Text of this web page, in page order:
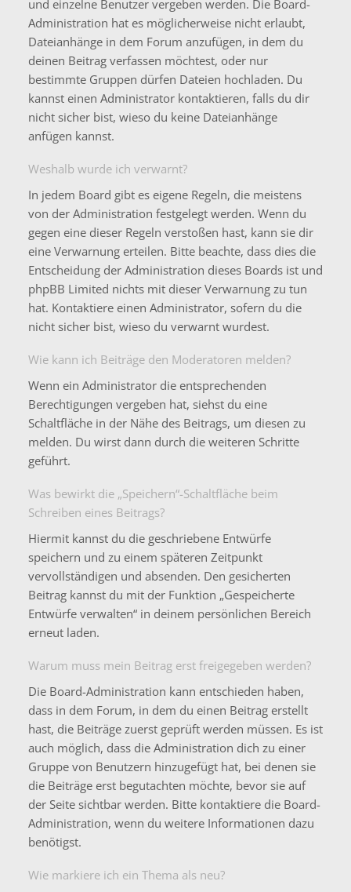
und einzelne Benutzer vergeben werden. Die Board-
Administration hat es möglicherweise nicht erlaubt,
Dateianhänge in dem Forum anzufügen, in dem du
deinen Beitrag verfassen möchtest, oder nur
bestimmte Gruppen dürfen Dateien hochladen. Du
kannst einen Administrator kontaktieren, falls du dir
nicht sicher bist, wieso du keine Dateianhänge
anfügen kannst.
Weshalb wurde ich verwarnt?
In jedem Board gibt es eigene Regeln, die meistens
von der Administration festgelegt werden. Wenn du
gegen eine dieser Regeln verstoßen hast, kann sie dir
eine Verwarnung erteilen. Bitte beachte, dass dies die
Entscheidung der Administration dieses Boards ist und
phpBB Limited nichts mit dieser Verwarnung zu tun
hat. Kontaktiere einen Administrator, sofern du die
nicht sicher bist, wieso du verwarnt wurdest.
Wie kann ich Beiträge den Moderatoren melden?
Wenn ein Administrator die entsprechenden
Berechtigungen vergeben hat, siehst du eine
Schaltfläche in der Nähe des Beitrags, um diesen zu
melden. Du wirst dann durch die weiteren Schritte
geführt.
Was bewirkt die „Speichern“-Schaltfläche beim
Schreiben eines Beitrags?
Hiermit kannst du die geschriebene Entwürfe
speichern und zu einem späteren Zeitpunkt
vervollständigen und absenden. Den gesicherten
Beitrag kannst du mit der Funktion „Gespeicherte
Entwürfe verwalten“ in deinem persönlichen Bereich
erneut laden.
Warum muss mein Beitrag erst freigegeben werden?
Die Board-Administration kann entschieden haben,
dass in dem Forum, in dem du einen Beitrag erstellt
hast, die Beiträge zuerst geprüft werden müssen. Es ist
auch möglich, dass die Administration dich zu einer
Gruppe von Benutzern hinzugefügt hat, bei denen sie
die Beiträge erst begutachten möchte, bevor sie auf
der Seite sichtbar werden. Bitte kontaktiere die Board-
Administration, wenn du weitere Informationen dazu
benötigst.
Wie markiere ich ein Thema als neu?